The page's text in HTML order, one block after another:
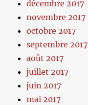
décembre 2017
novembre 2017
octobre 2017
septembre 2017
août 2017
juillet 2017
juin 2017
mai 2017